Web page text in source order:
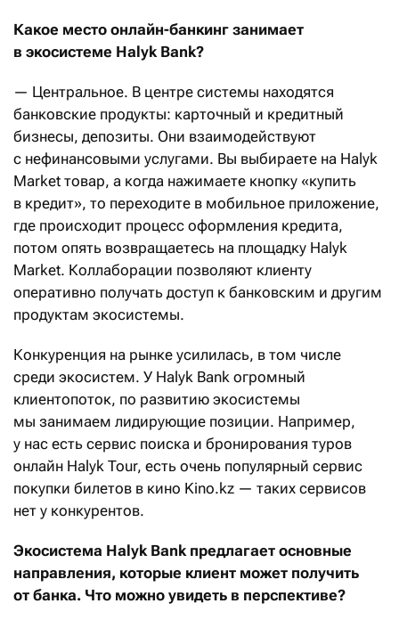
Какое место онлайн-банкинг занимает
в экосистеме Halyk Bank?
— Центральное. В центре системы находятся
банковские продукты: карточный и кредитный
бизнесы, депозиты. Они взаимодействуют
с нефинансовыми услугами. Вы выбираете на Halyk
Market товар, а когда нажимаете кнопку «купить
в кредит», то переходите в мобильное приложение,
где происходит процесс оформления кредита,
потом опять возвращаетесь на площадку Halyk
Market. Коллаборации позволяют клиенту
оперативно получать доступ к банковским и другим
продуктам экосистемы.
Конкуренция на рынке усилилась, в том числе
среди экосистем. У Halyk Bank огромный
клиентопоток, по развитию экосистемы
мы занимаем лидирующие позиции. Например,
у нас есть сервис поиска и бронирования туров
онлайн Halyk Tour, есть очень популярный сервис
покупки билетов в кино Kino.kz — таких сервисов
нет у конкурентов.
Экосистема Halyk Bank предлагает основные
направления, которые клиент может получить
от банка. Что можно увидеть в перспективе?